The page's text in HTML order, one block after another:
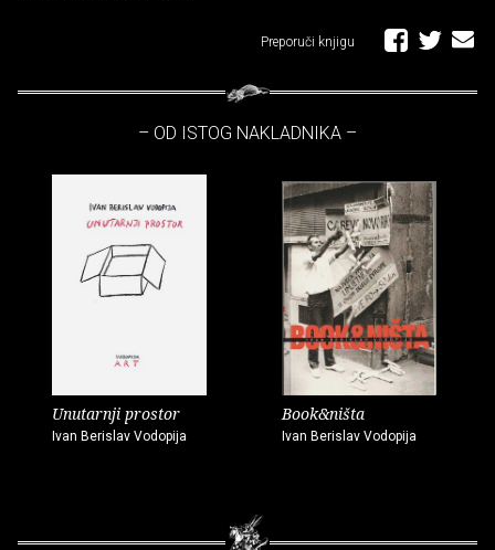
Preporuči knjigu
– OD ISTOG NAKLADNIKA –
Unutarnji prostor
Ivan Berislav Vodopija
Book&ništa
Ivan Berislav Vodopija